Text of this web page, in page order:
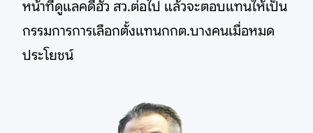
หน้าที่ดูแลคดีฮั้ว สว.ต่อไป แล้วจะตอบแทนให้เป็น
กรรมการการเลือกตั้งแทนกกต.บางคนเมื่อหมด
ประโยชน์